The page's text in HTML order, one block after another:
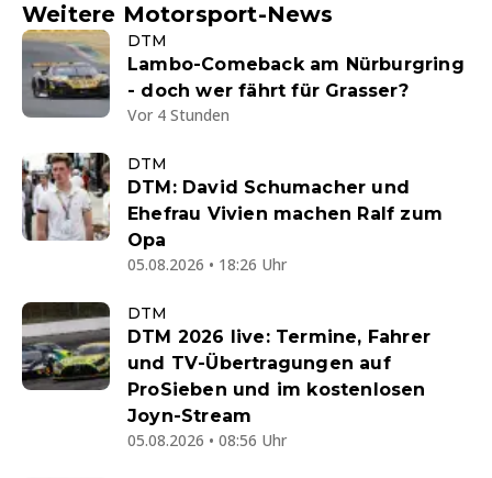
Weitere Motorsport-News
DTM
Lambo-Comeback am Nürburgring
- doch wer fährt für Grasser?
Vor 4 Stunden
DTM
DTM: David Schumacher und
Ehefrau Vivien machen Ralf zum
Opa
05.08.2026 • 18:26 Uhr
DTM
DTM 2026 live: Termine, Fahrer
und TV-Übertragungen auf
ProSieben und im kostenlosen
Joyn-Stream
05.08.2026 • 08:56 Uhr